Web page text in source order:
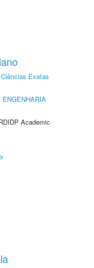
Exatas
ENGENHARIA
Academic